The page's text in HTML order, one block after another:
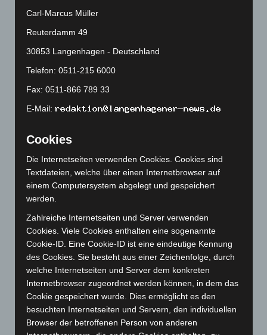
Oktober 2023(114)
September 2023(133)
August 2023(134)
Juli 2023(118)
Juni 2023(142)
April 2023(155)
März 2023(174)
Februar 2023(154)
Januar 2023
Dezember 2022(130)
November 2022 (167)
Oktober 2022 (166)
September 2022(205)
August 2022(166)
Juli 2022(133)
Juni 2022(167)
Carl-Marcus Müller
Reuterdamm 49
30853 Langenhagen - Deutschland
Telefon: 0511-215 6000
Fax: 0511-866 789 33
E-Mail:
Cookies
Die Internetseiten verwenden Cookies. Cookies sind
Textdateien, welche über einen Internetbrowser auf
einem Computersystem abgelegt und gespeichert
werden.
Zahlreiche Internetseiten und Server verwenden
Cookies. Viele Cookies enthalten eine sogenannte
Cookie-ID. Eine Cookie-ID ist eine eindeutige Kennung
des Cookies. Sie besteht aus einer Zeichenfolge, durch
welche Internetseiten und Server dem konkreten
Internetbrowser zugeordnet werden können, in dem das
Cookie gespeichert wurde. Dies ermöglicht es den
besuchten Internetseiten und Servern, den individuellen
Browser der betroffenen Person von anderen